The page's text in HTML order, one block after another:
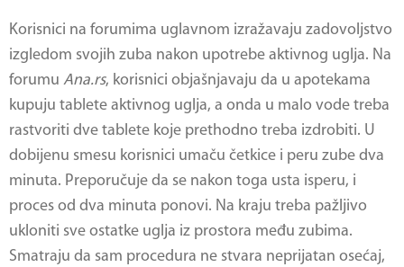
Korisnici na forumima uglavnom izražavaju zadovoljstvo
izgledom svojih zuba nakon upotrebe aktivnog uglja. Na
forumu Ana.rs, korisnici objašnjavaju da u apotekama
kupuju tablete aktivnog uglja, a onda u malo vode treba
rastvoriti dve tablete koje prethodno treba izdrobiti. U
dobijenu smesu korisnici umaču četkice i peru zube dva
minuta. Preporučuje da se nakon toga usta isperu, i
proces od dva minuta ponovi. Na kraju treba pažljivo
ukloniti sve ostatke uglja iz prostora među zubima.
Smatraju da sam procedura ne stvara neprijatan osećaj,